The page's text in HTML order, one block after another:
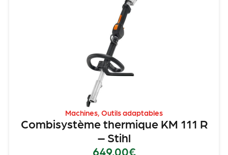
Machines Outils adaptables
Combisystème thermique KM 111 R
– Stihl
649.00€